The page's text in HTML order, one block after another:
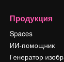
Продукция
Spaces
ИИ-помощник
Генератор